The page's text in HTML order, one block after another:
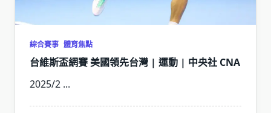
綜合賽事 體育焦點
台維斯盃網賽 美國領先台灣 | 運動 | 中央社 CNA
2025/2 ...